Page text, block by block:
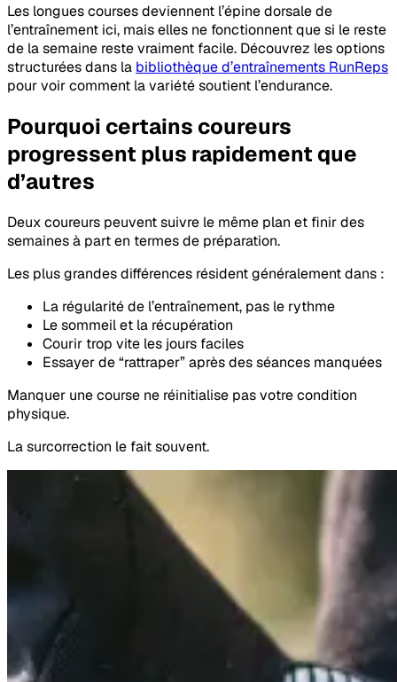
Les longues courses deviennent l’épine dorsale de
l’entraînement ici, mais elles ne fonctionnent que si le reste
de la semaine reste vraiment facile. Découvrez les options
structurées dans la bibliothèque d’entraînements RunReps
pour voir comment la variété soutient l’endurance.
Pourquoi certains coureurs
progressent plus rapidement que
d’autres
Deux coureurs peuvent suivre le même plan et finir des
semaines à part en termes de préparation.
Les plus grandes différences résident généralement dans :
La régularité de l’entraînement, pas le rythme
Le sommeil et la récupération
Courir trop vite les jours faciles
Essayer de “rattraper” après des séances manquées
Manquer une course ne réinitialise pas votre condition
physique.
La surcorrection le fait souvent.